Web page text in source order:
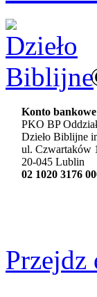
Konto
PKO BP
Dzieło Biblijne
ul. Czwartaków
20-045 Lublin
02 1020 3176
Przejdz